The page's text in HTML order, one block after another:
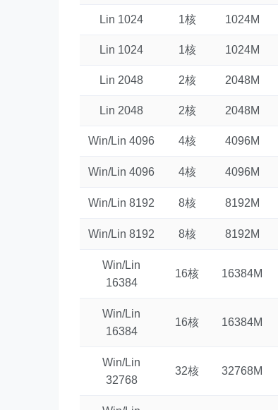
Lin 1024 1核 1024M
Lin 1024 1核 1024M
Lin 2048 2核 2048M
Lin 2048 2核 2048M
Win/Lin 4096 4核 4096M
Win/Lin 4096 4核 4096M
Win/Lin 8192 8核 8192M
Win/Lin 8192 8核 8192M
Win/Lin
16384
16核 16384M
Win/Lin
16384
16核 16384M
Win/Lin
32768
32核 32768M